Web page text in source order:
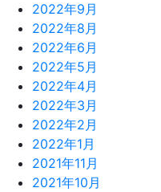
2022年9月
2022年8月
2022年6月
2022年5月
2022年4月
2022年3月
2022年2月
2022年1月
2021年11月
2021年10月